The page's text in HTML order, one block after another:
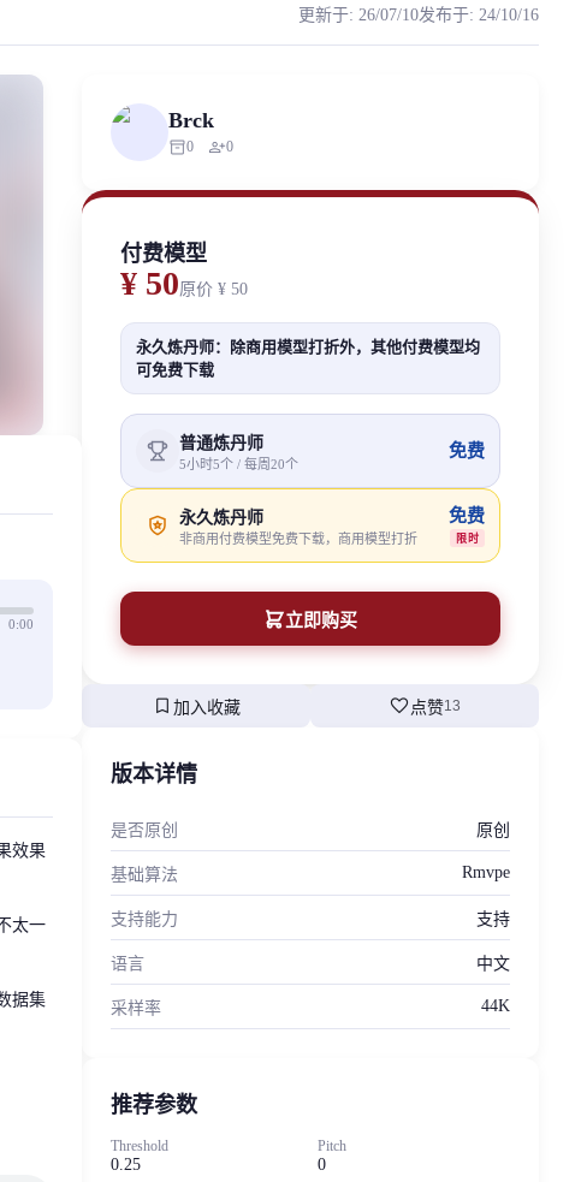
scraping, republishing, model data cloning, or commercial
更新于: 26/07/10发布于: 24/10/16
0:00
效果
太一
据集
Brck
inventory_20 person_add0
付费模型
¥ 50原价 ¥ 50
永久炼丹师：除商用模型打折外，其他付费模型均
可免费下载
普通炼丹师
5小时5个 / 每周20个
免费
永久炼丹师
非商用付费模型免费下载，商用模型打折
免费
限时
立即购买
bookmark 加入收藏 favorite 点赞13
版本详情
是否原创 原创
基础算法 Rmvpe
支持能力 支持
语言 中文
采样率 44K
推荐参数
Threshold
0.25
Pitch
0